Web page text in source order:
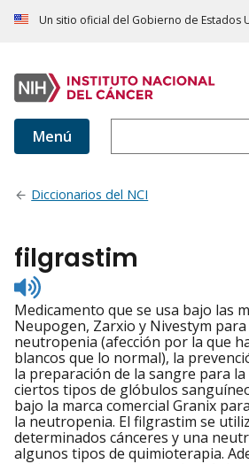
Un sitio oficial del Gobierno de Estados
Menú
Diccionarios del NCI
filgrastim
Listen
to
pronunciation
Medicamento que se usa bajo las
Neupogen, Zarxio y Nivestym
neutropenia (afección por la que
blancos que lo normal), la
la preparación de la sangre para la
ciertos tipos de glóbulos
bajo la marca comercial Granix
la neutropenia. El filgrastim se
determinados cánceres y una
algunos tipos de quimioterapia.